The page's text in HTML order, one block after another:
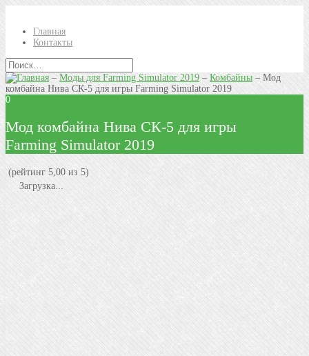
Главная
Контакты
–Моды для Farming Simulator 2019 – Комбайны – Мод
комбайна Нива СК-5 для игры Farming Simulator 2019
0
Мод комбайна Нива СК-5 для игры
Farming Simulator 2019
(рейтинг 5,00 из 5)
Загрузка...